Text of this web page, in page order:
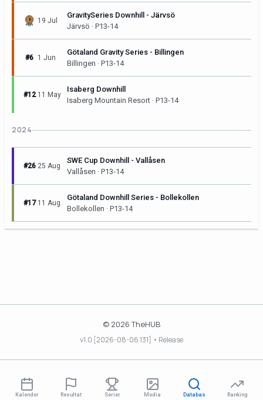
19 Jul
GravitySeries Downhill - Järvsö
Järvsö · P13-14
#6 1 Jun
Götaland Gravity Series - Billingen
Billingen · P13-14
#12 11 May
Isaberg Downhill
Isaberg Mountain Resort · P13-14
2024
#26 25 Aug
SWE Cup Downhill - Vallåsen
Vallåsen · P13-14
#17 11 Aug
Götaland Downhill Series - Bollekollen
Bollekollen · P13-14
Kalender Resultat Serier Media Databas Ranking
© 2026 TheHUB
v1.0 [2026-08-06.131] • Release